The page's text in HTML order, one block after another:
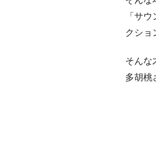
「サ
クショ
そんな
多胡桃